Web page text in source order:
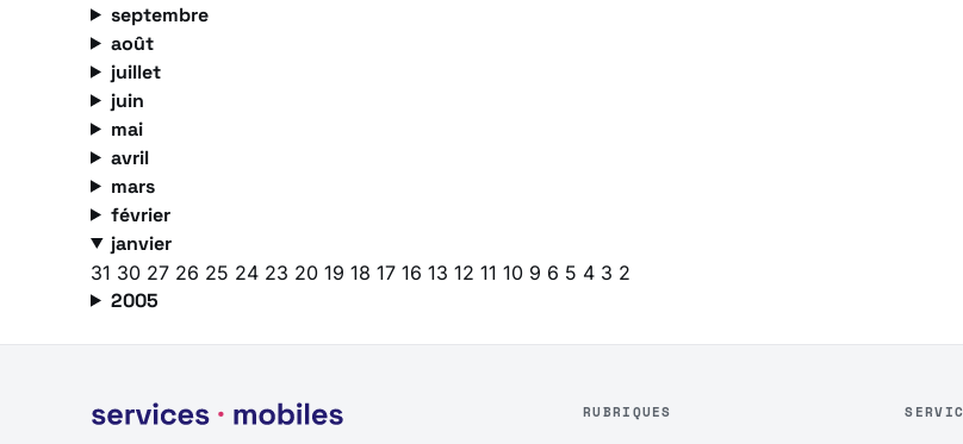
septembre
août
juillet
juin
mai
avril
mars
février
janvier
31 30 27 26 25 24 23 20 19 18 17 16 13 12 11 10 9 6 5 4 3 2
2005
RUBRIQUES